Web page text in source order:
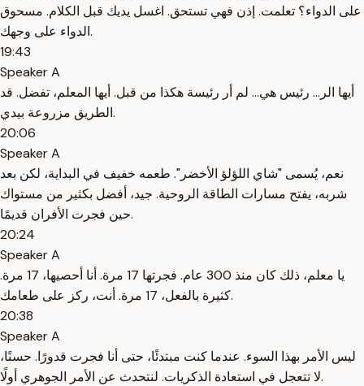
على الدواء؟ تعلمت. إذن فهي تستحق. اغسل يديك قبل الكلام. مسحوق
الدواء على وجهك.
19:43
Speaker A
أيها الر... رئيس هي... لم أر رئيسة هكذا من قبل. أيها المعلم، تفضل. قد
الطريق مزروعة بيدي.
20:06
Speaker A
نعم، يُسمى "شاي اللؤلؤ الأخضر". طعمه خفيف في البداية، لكن بعد
شربه، يفتح مسارات الطاقة الروحية. جيد، أفضل بكثير من مستواك
حين فجرت الأفران قديمًا.
20:24
Speaker A
يا معلم، ذلك كان منذ 300 عام. فجرتها 17 مرة. أنا أحصيها، 17 مرة.
كثيرة بالفعل، 17 مرة. أنت، ركز على طعامك.
20:38
Speaker A
ليس الأمر بهذا السوء. عندما كنت مبتدئًا، حتى أنا فجرت قدورًا. حسنًا،
لا تتعجل في استعادة الذكريات. لنتحدث عن الأمر الجوهري أولًا.